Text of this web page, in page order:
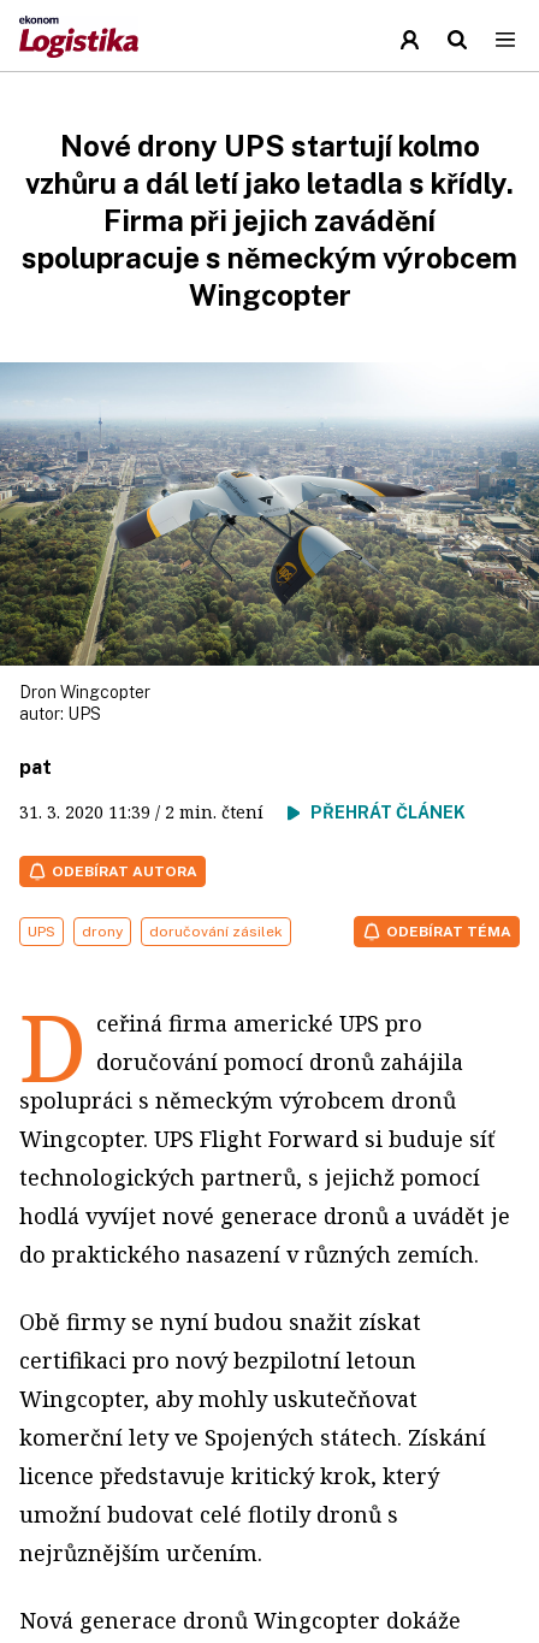
Nové drony UPS startují kolmo
vzhůru a dál letí jako letadla s křídly.
Firma při jejich zavádění
spolupracuje s německým výrobcem
Wingcopter
Dron Wingcopter
autor: UPS
pat
31. 3. 2020 11:39 / 2 min. čtení PŘEHRÁT ČLÁNEK
ODEBÍRAT AUTORA
UPS drony doručování zásilek ODEBÍRAT TÉMA
D ceřiná firma americké UPS pro
doručování pomocí dronů zahájila
spolupráci s německým výrobcem dronů
Wingcopter. UPS Flight Forward si buduje síť
technologických partnerů, s jejichž pomocí
hodlá vyvíjet nové generace dronů a uvádět je
do praktického nasazení v různých zemích.
Obě firmy se nyní budou snažit získat
certifikaci pro nový bezpilotní letoun
Wingcopter, aby mohly uskutečňovat
komerční lety ve Spojených státech. Získání
licence představuje kritický krok, který
umožní budovat celé flotily dronů s
nejrůznějším určením.
Nová generace dronů Wingcopter dokáže